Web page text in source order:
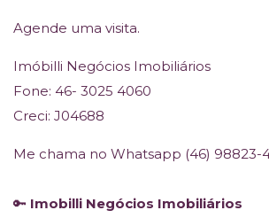
Agende uma visita.
Imóbilli Negócios Imobiliários
Fone: 46- 3025 4060
Creci: J04688
Me chama no Whatsapp (46) 98823-
🔑 Imobilli Negócios Imobiliários